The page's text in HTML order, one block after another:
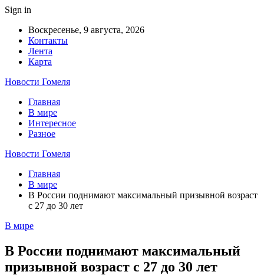
Sign in
Воскресенье, 9 августа, 2026
Контакты
Лента
Карта
Новости Гомеля
Главная
В мире
Интересное
Разное
Новости Гомеля
Главная
В мире
В России поднимают максимальный призывной возраст
с 27 до 30 лет
В мире
В России поднимают максимальный
призывной возраст с 27 до 30 лет